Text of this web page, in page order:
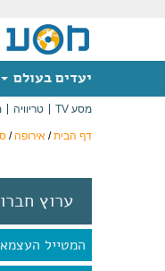
יעדים בעולם
מסע TV טריוויה
דף הבית/ אירופה/
ערוץ
המטייל